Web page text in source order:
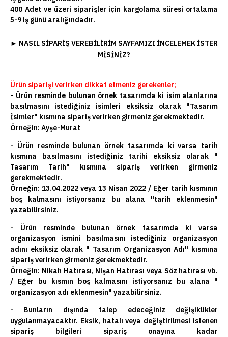
400 Adet ve üzeri siparişler için kargolama süresi ortalama
5-9 iş günü aralığındadır.
► NASIL SIPARIŞ VEREBILIRIM SAYFAMIZI INCELEMEK ISTER
MISINIZ?
Ürün siparişi verirken dikkat etmeniz gerekenler;
- Ürün resminde bulunan örnek tasarımda ki isim alanlarına
basılmasını istediğiniz isimleri eksiksiz olarak "Tasarım
İsimler" kısmına sipariş verirken girmeniz gerekmektedir.
Örneğin: Ayşe-Murat
- Ürün resminde bulunan örnek tasarımda ki varsa tarih
kısmına basılmasını istediğiniz tarihi eksiksiz olarak "
Tasarım Tarih" kısmına sipariş verirken girmeniz
gerekmektedir.
Örneğin: 13.04.2022 veya 13 Nisan 2022 / Eğer tarih kısmının
boş kalmasını istiyorsanız bu alana "tarih eklenmesin"
yazabilirsiniz.
- Ürün resminde bulunan örnek tasarımda ki varsa
organizasyon ismini basılmasını istediğiniz organizasyon
adını eksiksiz olarak " Tasarım Organizasyon Adı" kısmına
sipariş verirken girmeniz gerekmektedir.
Örneğin: Nikah Hatırası, Nişan Hatırası veya Söz hatırası vb.
/ Eğer bu kısmın boş kalmasını istiyorsanız bu alana "
organizasyon adı eklenmesin" yazabilirsiniz.
- Bunların dışında talep edeceğiniz değişiklikler
uygulanmayacaktır. Eksik, hatalı veya değiştirilmesi istenen
sipariş bilgileri sipariş onayına kadar